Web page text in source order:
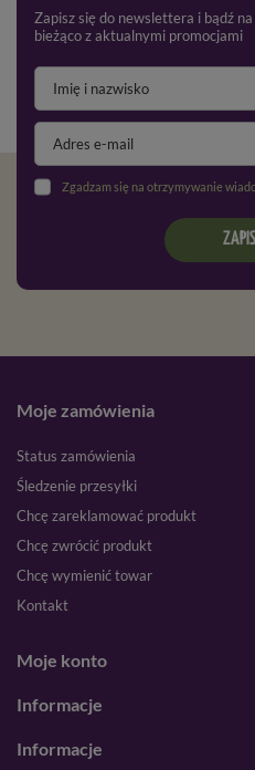
Zapisz się do newslettera i bądź na
bieżąco z aktualnymi promocjami
Zgadzam się na otrzymywanie wiadomości marketingowych na
Moje zamówienia
Status zamówienia
Śledzenie przesyłki
Chcę zareklamować produkt
Chcę zwrócić produkt
Chcę wymienić towar
Kontakt
Moje konto
Informacje
Informacje